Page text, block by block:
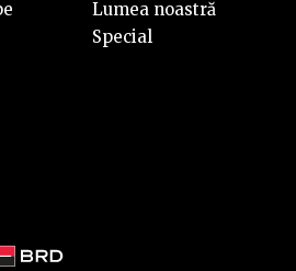
Lumea noastră
Special